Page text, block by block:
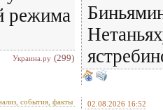
режима
Украина.ру (299)
события, факты 02.08.2026 16:52